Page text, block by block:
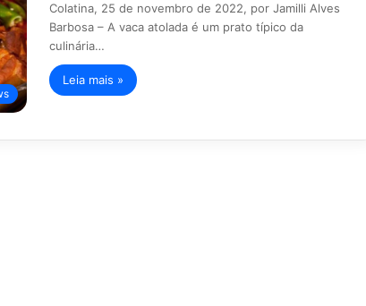
Colatina, 25 de novembro de 2022, por Jamilli Alves
Barbosa – A vaca atolada é um prato típico da
culinária…
Leia mais »